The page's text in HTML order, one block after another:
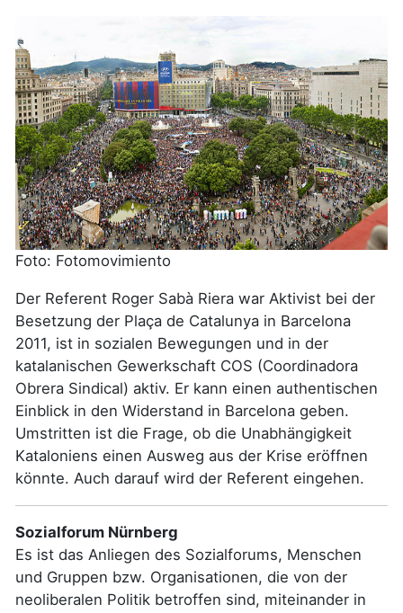
Foto: Fotomovimiento
Der Referent Roger Sabà Riera war Aktivist bei der
Besetzung der Plaça de Catalunya in Barcelona
2011, ist in sozialen Bewegungen und in der
katalanischen Gewerkschaft COS (Coordinadora
Obrera Sindical) aktiv. Er kann einen authentischen
Einblick in den Widerstand in Barcelona geben.
Umstritten ist die Frage, ob die Unabhängigkeit
Kataloniens einen Ausweg aus der Krise eröffnen
könnte. Auch darauf wird der Referent eingehen.
Sozialforum Nürnberg
Es ist das Anliegen des Sozialforums, Menschen
und Gruppen bzw. Organisationen, die von der
neoliberalen Politik betroffen sind, miteinander in